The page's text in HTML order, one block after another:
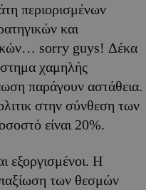
περιορισμένων
και
sorry guys! Δέκα
χαμηλής
παράγουν αστάθεια.
στην σύνθεση των
είναι 20%.
εξοργισμένοι. Η
των θεσμών